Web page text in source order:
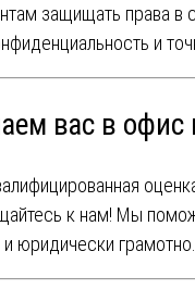
защищать права в
и
вас в
к нам! Мы
юридически грамотно.